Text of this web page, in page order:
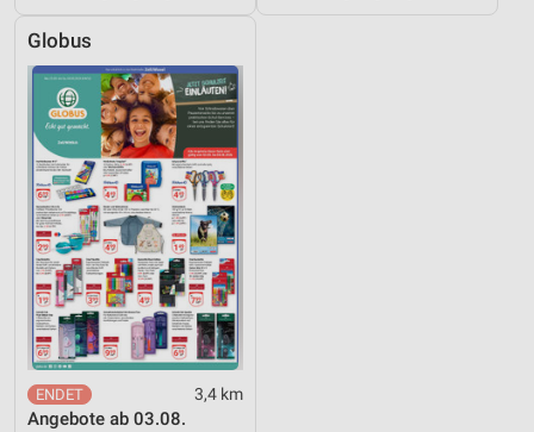
Globus
3,4 km
Angebote ab 03.08.